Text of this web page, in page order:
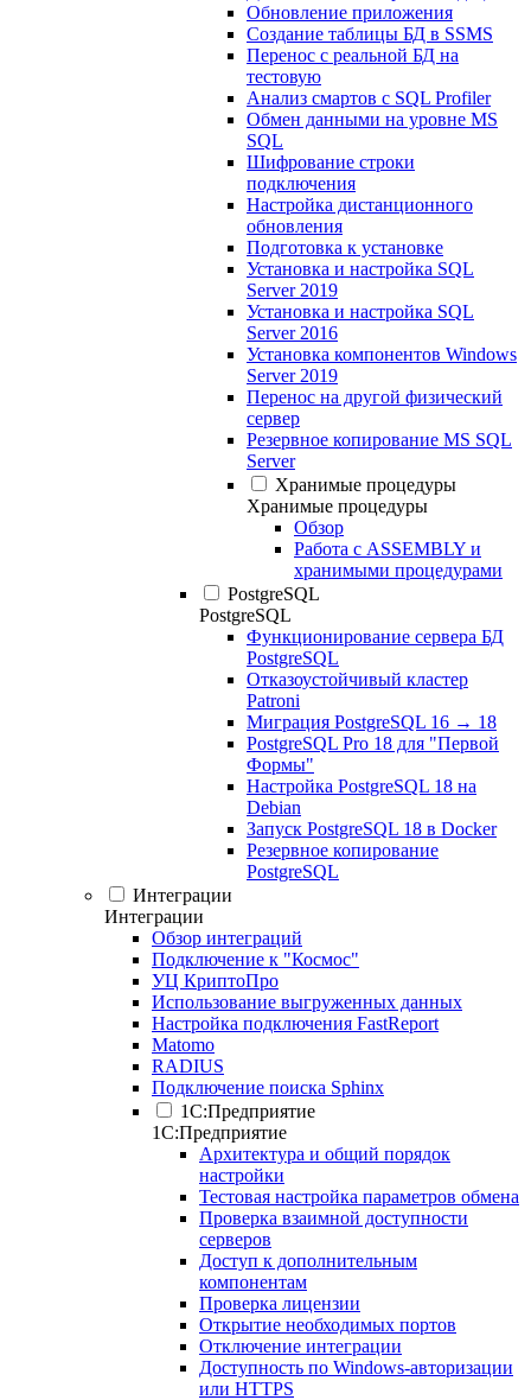
Обновление приложения
Создание таблицы БД в SSMS
Перенос с реальной БД на
тестовую
Анализ смартов с SQL Profiler
Обмен данными на уровне MS
SQL
Шифрование строки
подключения
Настройка дистанционного
обновления
Подготовка к установке
Установка и настройка SQL
Server 2019
Установка и настройка SQL
Server 2016
Установка компонентов Windows
Server 2019
Перенос на другой физический
сервер
Резервное копирование MS SQL
Server
Хранимые процедуры
Хранимые процедуры
Обзор
Работа с ASSEMBLY и
хранимыми процедурами
PostgreSQL
PostgreSQL
Функционирование сервера БД
PostgreSQL
Отказоустойчивый кластер
Patroni
Миграция PostgreSQL 16 → 18
PostgreSQL Pro 18 для "Первой
Формы"
Настройка PostgreSQL 18 на
Debian
Запуск PostgreSQL 18 в Docker
Резервное копирование
PostgreSQL
Интеграции
Интеграции
Обзор интеграций
Подключение к "Космос"
УЦ КриптоПро
Использование выгруженных данных
Настройка подключения FastReport
Matomo
RADIUS
Подключение поиска Sphinx
1С:Предприятие
1С:Предприятие
Архитектура и общий порядок
настройки
Тестовая настройка параметров обмена
Проверка взаимной доступности
серверов
Доступ к дополнительным
компонентам
Проверка лицензии
Открытие необходимых портов
Отключение интеграции
Доступность по Windows-авторизации
или HTTPS